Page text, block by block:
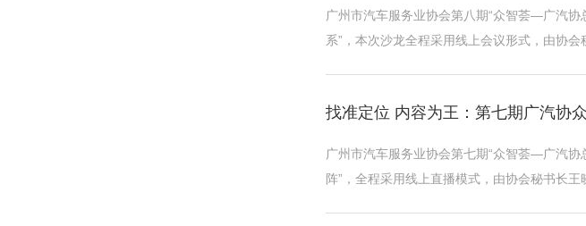
广州市汽车服务业协会第八期“众智荟—广汽
系”，本次沙龙全程采用线上会议形式，由协
找准定位 内容为王：第七期广汽协
广州市汽车服务业协会第七期“众智荟—广汽
阵”，全程采用线上直播模式，由协会秘书长